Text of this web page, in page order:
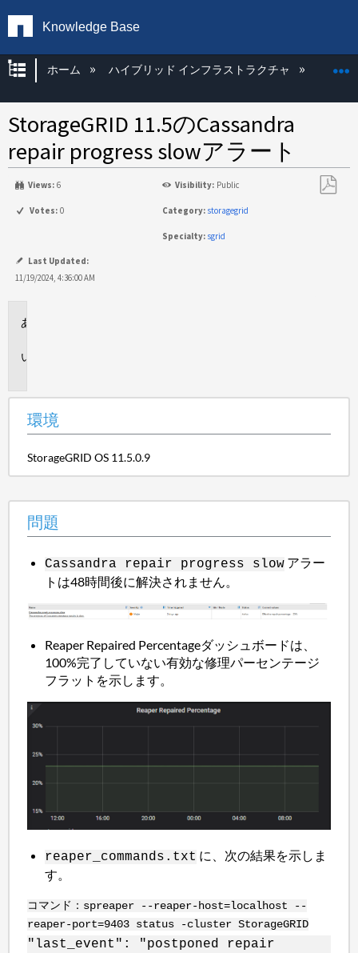
Knowledge Base
グローバル階層を展開/折りたたむ
ホーム ハイブリッド インフラストラクチャ
StorageGRID 11.5のCassandra
repair progress slowアラート
Views: 6 Visibility: Public
Votes: 0 Category: storagegrid
Specialty: sgrid
Last Updated:
11/19/2024, 4:36:00 AM
環境
StorageGRID OS 11.5.0.9
問題
Cassandra repair progress slow アラー
トは48時間後に解決されません。
Reaper Repaired Percentageダッシュボードは、
100%完了していない有効な修理パーセンテージ
フラットを示します。
reaper_commands.txt に、次の結果を示しま
す。
コマンド：spreaper --reaper-host=localhost --
reaper-port=9403 status -cluster StorageGRID
"last_event": "postponed repair